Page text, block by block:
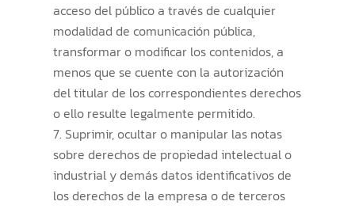
acceso del público a través de cualquier
modalidad de comunicación pública,
transformar o modificar los contenidos, a
menos que se cuente con la autorización
del titular de los correspondientes derechos
o ello resulte legalmente permitido.
Suprimir, ocultar o manipular las notas
sobre derechos de propiedad intelectual o
industrial y demás datos identificativos de
los derechos de la empresa o de terceros